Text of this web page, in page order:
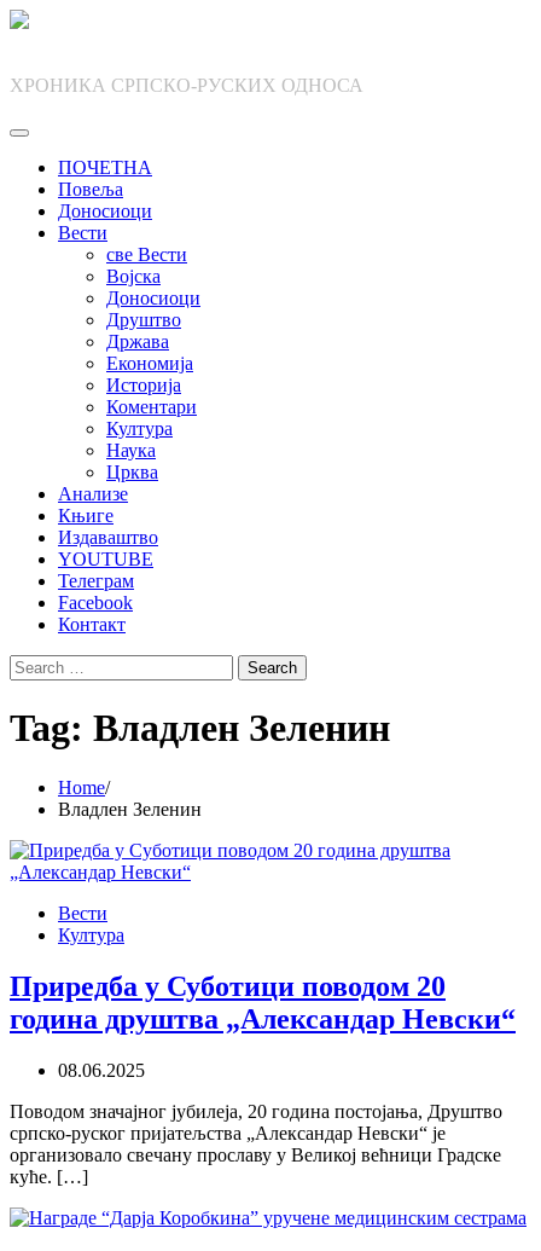
Skip
ХРОНИКА СРПСКО-РУСКИХ ОДНОСА
ПОЧЕТНА
Повеља
Доносиоци
Вести
све Вести
Војска
Доносиоци
Друштво
Држава
Економија
Историја
Коментари
Култура
Наука
Црква
Анализе
Књиге
Издаваштво
YOUTUBE
Телеграм
Facebook
Контакт
Search
for:
Tag: Владлен Зеленин
Home
Владлен Зеленин
Вести
Култура
Приредба у Суботици поводом 20
година друштва „Александар Невски“
08.06.2025
Поводом значајног јубилеја, 20 година постојања, Друштво
српско-руског пријатељства „Александар Невски“ је
организовало свечану прославу у Великој већници Градске
куће. […]